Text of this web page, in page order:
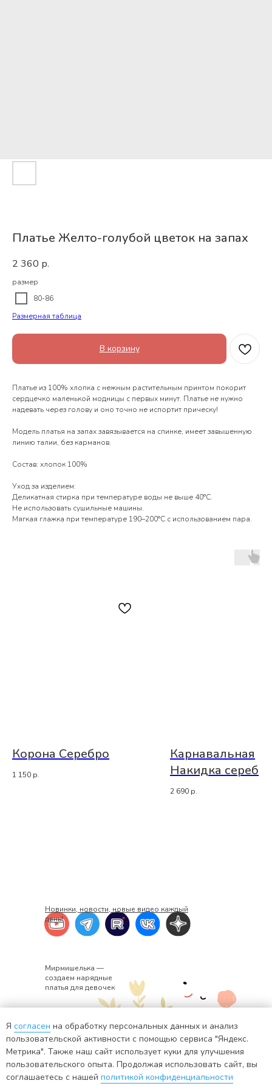
Платье Желто-голубой цветок на запах
2 360 р.
размер
80-86
Размерная таблица
В корзину
Платье из 100% хлопка с нежным растительным принтом покорит
сердцечко маленькой модницы с первых минут. Платье не нужно
надевать через голову и оно точно не испортит прическу!
Модель платья на запах завязывается на спинке, имеет завышенную
линию талии, без карманов.
Состав: хлопок 100%
Уход за изделием:
Деликатная стирка при температуре воды не выше 40°С.
Не использовать сушильные машины.
Мягкая глажка при температуре 190–200°С с использованием пара.
Корона Серебро
1 150 р.
Карнавальная
Накидка
2 690 р.
Мирмишелька —
создаем нарядные
платья для девочек
info@mirmishelka.ru
+7 920 382-34-02 ИНН: 441401571176
Новинки, новости, новые видео каждый
день!
ИП Шадрина Екатерина Евгеньевна
Я согласен на обработку персональных данных и анализ
пользовательской активности с помощью сервиса "Яндекс.
Метрика". Также наш сайт использует куки для улучшения
пользовательского опыта. Продолжая использовать сайт, вы
соглашаетесь с нашей политикой конфиденциальности